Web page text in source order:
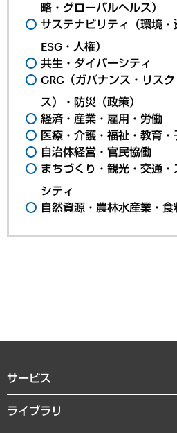
略・グローバルヘルス）
サステナビリティ（環境・
ESG・人権）
共生・ダイバーシティ
GRC（ガバナンス・リス
ス）・防災（政策）
経済・産業・雇用・労働
医療・介護・福祉・教育・
自治体経営・官民協働
まちづくり・観光・交通
シティ
自然資源・農林水産業・食
サービス
経営戦略
組織・人事戦略
ライブラリ